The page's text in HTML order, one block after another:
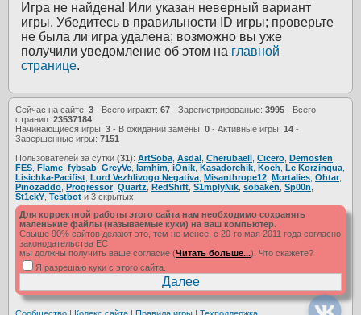
Игра не найдена! Или указан неверный вариант
игры. Убедитесь в правильности ID игры; проверьте
не была ли игра удалена; возможно вы уже
получили уведомление об этом на главной
странице.
Сейчас на сайте: 3 - Всего играют: 67 - Зарегистрированые: 3995 - Всего
страниц: 23537184
Начинающиеся игры: 3 - В ожидании замены: 0 - Активные игры: 14 -
Завершенные игры: 7151
Пользователей за сутки (31): ArtSoba Asdal Cherubaell Cicero Demosfen
FES Flame fybsab GreyVe Iamhim iOnik Kasadorchik Koch Le Korzinqua
Lisichka-Pacifist Lord Vezhlivogo Negativa Misanthrope12 Mortalies Ohtar,
Pinozaddo Progressor, Quartz RedShift S1mplyNik sobaken Sp00n
St1ckY Testbot и 3 скрытых
Для корректной работы этого сайта нам необходимо сохранять
маленькие файлы (называемые куки) на ваш компьютер
Свыше 90% сайтов делают это, тем не менее, с 20-го мая 2011 года согласно
законодательства ЕС
мы должны получить ваше согласие (Читать больше...). Что скажете?
Я разрешаю куки с этого сайта.